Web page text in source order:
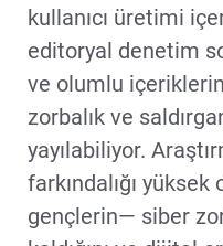
kullanıcı üretimi
editoryal denetim
ve olumlu
zorbalık ve
yayılabiliyor.
farkındalığı
gençlerin— siber